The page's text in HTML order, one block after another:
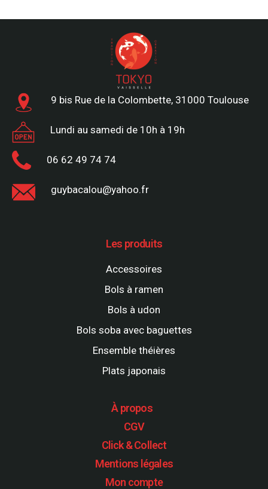
9 bis Rue de la Colombette, 31000 Toulouse
Lundi au samedi de 10h à 19h
06 62 49 74 74
guybacalou@yahoo.fr
Les produits
Accessoires
Bols à ramen
Bols à udon
Bols soba avec baguettes
Ensemble théières
Plats japonais
À propos
CGV
Click & Collect
Mentions légales
Mon compte